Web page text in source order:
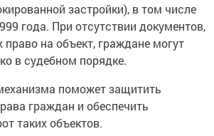
застройки), в том числе
года. При отсутствии документов,
на объект, граждане могут
в судебном порядке.
поможет защитить
граждан и обеспечить
таких объектов.